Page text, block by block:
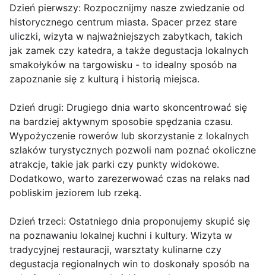
Dzień pierwszy: Rozpocznijmy nasze zwiedzanie od
historycznego centrum miasta. Spacer przez stare
uliczki, wizyta w najważniejszych zabytkach, takich
jak zamek czy katedra, a także degustacja lokalnych
smakołyków na targowisku - to idealny sposób na
zapoznanie się z kulturą i historią miejsca.
Dzień drugi: Drugiego dnia warto skoncentrować się
na bardziej aktywnym sposobie spędzania czasu.
Wypożyczenie rowerów lub skorzystanie z lokalnych
szlaków turystycznych pozwoli nam poznać okoliczne
atrakcje, takie jak parki czy punkty widokowe.
Dodatkowo, warto zarezerwować czas na relaks nad
pobliskim jeziorem lub rzeką.
Dzień trzeci: Ostatniego dnia proponujemy skupić się
na poznawaniu lokalnej kuchni i kultury. Wizyta w
tradycyjnej restauracji, warsztaty kulinarne czy
degustacja regionalnych win to doskonały sposób na